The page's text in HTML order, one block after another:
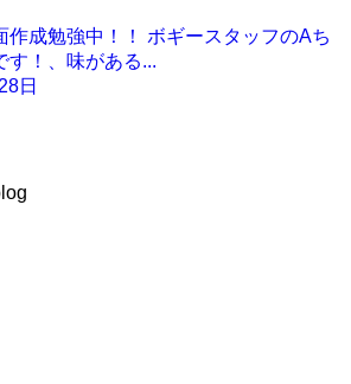
作成勉強中！！ ボギースタッフのAち
す！、味がある...
日